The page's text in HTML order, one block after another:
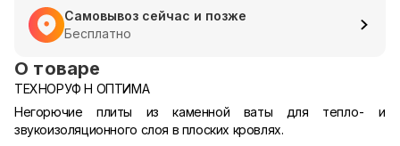
Самовывоз сейчас и позже
Бесплатно
О товаре
ТЕХНОРУФ Н ОПТИМА
Негорючие плиты из каменной ваты для тепло- и
звукоизоляционного слоя в плоских кровлях.